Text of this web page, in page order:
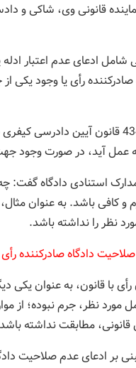
قانونی وی، شاکی و
ادعای عدم اعتبار
رأی یا وجود یکی
این حقوقدان ادامه داد: در تبصره ماده
به عمل آید، در صورت
استنادی دادگاه گفت: چه
و کافی باشد. به عنوان
نظر را نداشته باشد.
دادگاه صادرکننده رأی
با قانون، به عنوان یکی
نظر، جرم نبوده؛ از
مطابقت نداشته
خصوص بند دیگری از ماده 434 مبنی بر